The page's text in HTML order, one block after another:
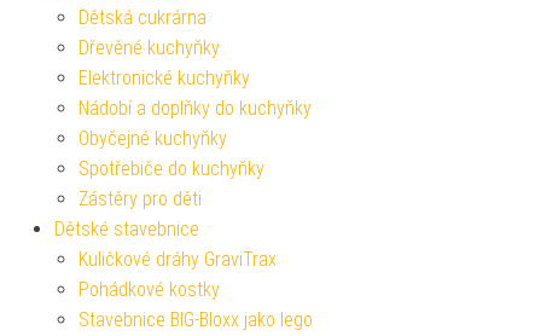
Dětská cukrárna
Dřevěné kuchyňky
Elektronické kuchyňky
Nádobí a doplňky do kuchyňky
Obyčejné kuchyňky
Spotřebiče do kuchyňky
Zástěry pro děti
Dětské stavebnice
Kuličkové dráhy GraviTrax
Pohádkové kostky
Stavebnice BIG-Bloxx jako lego